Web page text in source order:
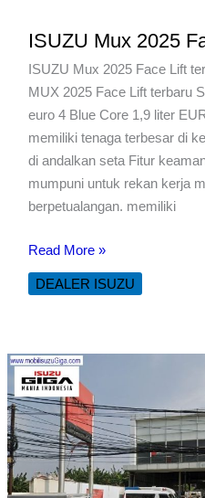
ISUZU Mux 2025
ISUZU Mux 2025 Face Lift
MUX 2025 Face Lift terbaru
euro 4 Blue Core 1,9 liter
memiliki tenaga terbesar di
di andalkan seta Fitur
mumpuni untuk rekan kerja
berpetualangan. memiliki
ISUZU
Mux
2025
terbaru
Read More »
DEALER ISUZU